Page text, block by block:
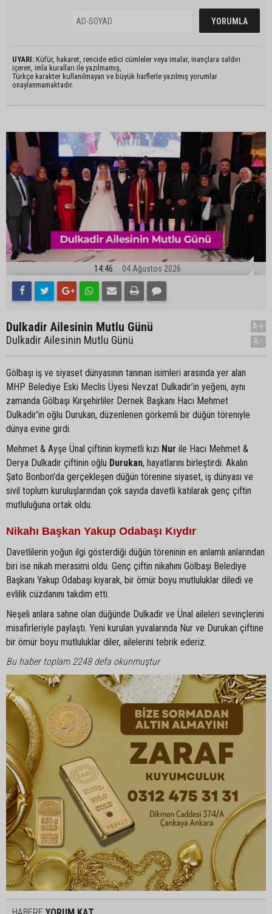
UYARI: Küfür, hakaret, rencide edici cümleler veya imalar, inançlara saldırı
içeren, imla kuralları ile yazılmamış,
Türkçe karakter kullanılmayan ve büyük harflerle yazılmış yorumlar
onaylanmamaktadır.
14:46 04 Ağustos 2026
Dulkadir Ailesinin Mutlu Günü
Dulkadir Ailesinin Mutlu Günü
A+
A-
Gölbaşı iş ve siyaset dünyasının tanınan isimleri arasında yer alan
MHP Belediye Eski Meclis Üyesi Nevzat Dulkadir’in yeğeni, aynı
zamanda Gölbaşı Kırşehirliler Dernek Başkanı Hacı Mehmet
Dulkadir’in oğlu Durukan, düzenlenen görkemli bir düğün töreniyle
dünya evine girdi.
Mehmet & Ayşe Ünal çiftinin kıymetli kızı Nur ile Hacı Mehmet &
Derya Dulkadir çiftinin oğlu Durukan, hayatlarını birleştirdi. Akalın
Şato Bonbon'da gerçekleşen düğün törenine siyaset, iş dünyası ve
sivil toplum kuruluşlarından çok sayıda davetli katılarak genç çiftin
mutluluğuna ortak oldu.
Nikahı Başkan Yakup Odabaşı Kıydır
Davetlilerin yoğun ilgi gösterdiği düğün töreninin en anlamlı anlarından
biri ise nikah merasimi oldu. Genç çiftin nikahını Gölbaşı Belediye
Başkanı Yakup Odabaşı kıyarak, bir ömür boyu mutluluklar diledi ve
evlilik cüzdanını takdim etti.
Neşeli anlara sahne olan düğünde Dulkadir ve Ünal aileleri sevinçlerini
misafirleriyle paylaştı. Yeni kurulan yuvalarında Nur ve Durukan çiftine
bir ömür boyu mutluluklar diler, ailelerini tebrik ederiz.
Bu haber toplam 2248 defa okunmuştur